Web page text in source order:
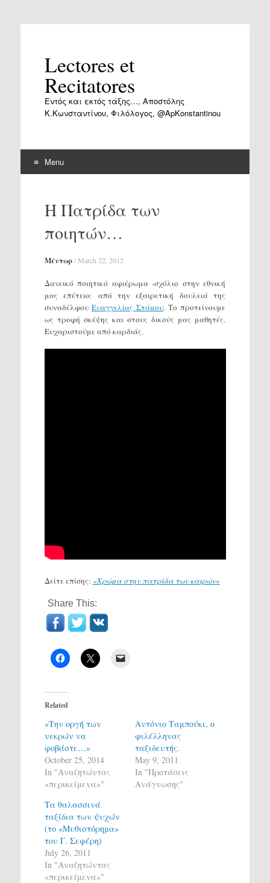
Lectores et
Recitatores
Εντός και εκτός τάξης…, Αποστόλης
Κ.Κωνσταντίνου, Φιλόλογος, @ApKonstantinou
Menu
contentΗ Πατρίδα των
ποιητών…
Μέντωρ/ March 22, 2012
Δανεικό ποιητικό αφιέρωμα -σχόλιο στην εθνική
μας επέτειο: από την εξαιρετική δουλειά της
συναδέλφου Ευαγγελίας Στάμου. Το προτείνoυμε
ως τροφή σκέψης και στους δικούς μας μαθητές.
Ευχαριστούμε από καρδιάς.
Δείτε επίσης: «Χρώμα στην πατρίδα των καιρών»
Share This:
Related
«Την οργή των
νεκρών να
φοβάστε…»
October 25, 2014
In "Αναζητώντας
«περικείμενα»"
Αντόνιο Ταμπούκι, ο
φιλέλληνας
ταξιδευτής.
May 9, 2011
In "Προτάσεις
Ανάγνωσης"
Τα θαλασσινά
ταξίδια των ψυχών
(το «Μυθιστόρημα»
του Γ. Σεφέρη)
July 26, 2011
In "Αναζητώντας
«περικείμενα»"